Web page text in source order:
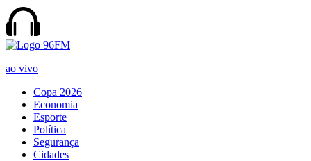
ao vivo
Copa 2026
Economia
Esporte
Política
Segurança
Cidades